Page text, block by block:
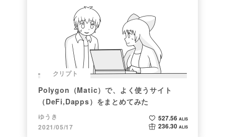
クリプト
Polygon（Matic）で、よく使うサイト
（DeFi,Dapps）をまとめてみた
ゆうき
2021/05/17
527.56 ALIS
236.30 ALIS